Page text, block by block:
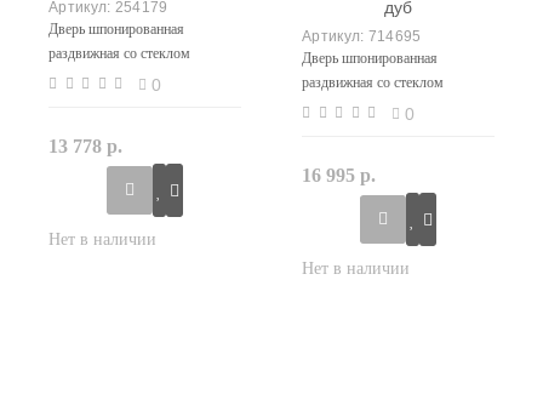
254179
Дверь шпонированная
раздвижная со стеклом
Эксклюзив 1 цвет венге
0
13 778 р.
714695
Дверь шпонированная
раздвижная со стеклом
Эксклюзив 2 цвет беленый дуб
0
16 995 р.